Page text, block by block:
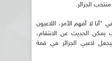
الجزائر.
لا أفهم الأمر، اللاعبون
يمكن الحديث عن الانتقام،
لاعبي الجزائر في قمة